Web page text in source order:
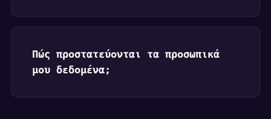
Πώς προστατεύονται τα προσωπικά
μου δεδομένα;